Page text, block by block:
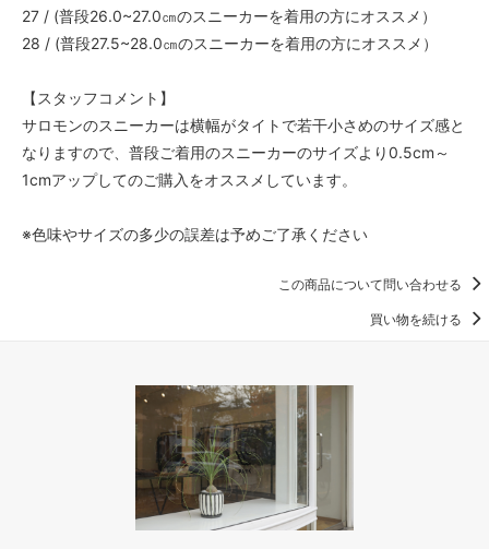
27 / (普段26.0~27.0㎝のスニーカーを着用の方にオススメ）
28 / (普段27.5~28.0㎝のスニーカーを着用の方にオススメ）
【スタッフコメント】
サロモンのスニーカーは横幅がタイトで若干小さめのサイズ感と
なりますので、普段ご着用のスニーカーのサイズより0.5cm～
1cmアップしてのご購入をオススメしています。
※色味やサイズの多少の誤差は予めご了承ください
この商品について問い合わせる
買い物を続ける